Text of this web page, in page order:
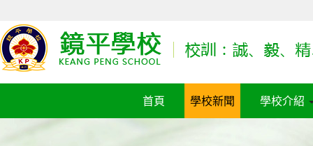
首頁 學校新聞 學校介紹